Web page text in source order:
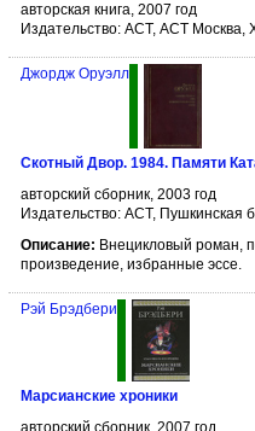
авторская книга, 2007 год
Издательство: АСТ, АСТ Москва,
Джордж Оруэлл
Скотный Двор. 1984. Памяти
авторский сборник, 2003 год
Издательство: АСТ, Пушкинская
Описание: Внецикловый роман,
произведение, избранные эссе.
Рэй Брэдбери
Марсианские хроники
авторский сборник, 2007 год